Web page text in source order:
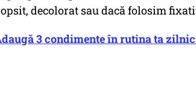
decolorat sau dacă folosim
3 condimente în rutina ta